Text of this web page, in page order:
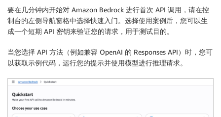
要在几分钟内开始对 Amazon Bedrock 进行首次 API 调用，请在控
制台的左侧导航窗格中选择快速入门。选择使用案例后，您可以生
成一个短期 API 密钥来验证您的请求，用于测试目的。
当您选择 API 方法（例如兼容 OpenAI 的 Responses API）时，您可
以获取示例代码，运行您的提示并使用模型进行推理请求。